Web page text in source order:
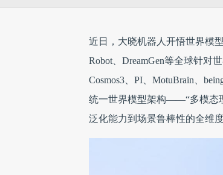
近日，大晓机器人开悟世界模
Robot、DreamGen等全球针对
Cosmos3、PI、MotuBrain、
统一世界模型架构——“多模态
泛化能力到场景鲁棒性的全维